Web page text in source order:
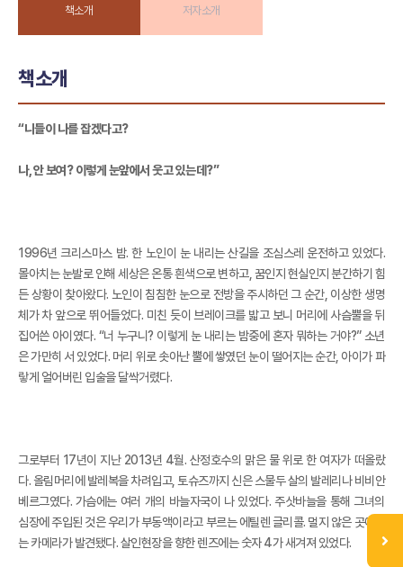
책소개 저자소개
책소개
“니들이 나를 잡겠다고?
나, 안 보여? 이렇게 눈앞에서 웃고 있는데?”
1996년 크리스마스 밤. 한 노인이 눈 내리는 산길을 조심스레 운전하고 있었다.
몰아치는 눈발로 인해 세상은 온통 흰색으로 변하고, 꿈인지 현실인지 분간하기 힘
든 상황이 찾아왔다. 노인이 침침한 눈으로 전방을 주시하던 그 순간, 이상한 생명
체가 차 앞으로 뛰어들었다. 미친 듯이 브레이크를 밟고 보니 머리에 사슴뿔을 뒤
집어쓴 아이였다. “너 누구니? 이렇게 눈 내리는 밤중에 혼자 뭐하는 거야?” 소년
은 가만히 서 있었다. 머리 위로 솟아난 뿔에 쌓였던 눈이 떨어지는 순간, 아이가 파
랗게 얼어버린 입술을 달싹거렸다.
그로부터 17년이 지난 2013년 4월. 산정호수의 맑은 물 위로 한 여자가 떠올랐
다. 올림머리에 발레복을 차려입고, 토슈즈까지 신은 스물두 살의 발레리나 비비안
베르그였다. 가슴에는 여러 개의 바늘자국이 나 있었다. 주삿바늘을 통해 그녀의
심장에 주입된 것은 우리가 부동액이라고 부르는 에틸렌 글리콜. 멀지 않은 곳에서
는 카메라가 발견됐다. 살인현장을 향한 렌즈에는 숫자 4가 새겨져 있었다.